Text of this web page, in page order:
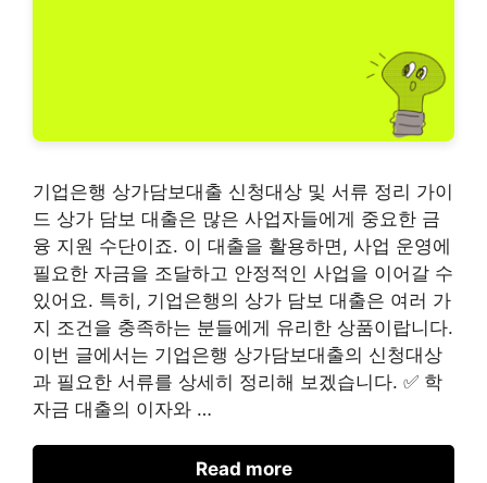
기업은행 상가담보대출 신청대상 및 서류 정리 가이
드 상가 담보 대출은 많은 사업자들에게 중요한 금
융 지원 수단이죠. 이 대출을 활용하면, 사업 운영에
필요한 자금을 조달하고 안정적인 사업을 이어갈 수
있어요. 특히, 기업은행의 상가 담보 대출은 여러 가
지 조건을 충족하는 분들에게 유리한 상품이랍니다.
이번 글에서는 기업은행 상가담보대출의 신청대상
과 필요한 서류를 상세히 정리해 보겠습니다. ✅ 학
자금 대출의 이자와 …
Read more